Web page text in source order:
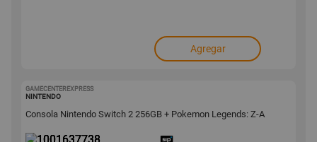
Agregar
GAMECENTEREXPRESS
NINTENDO
Consola Nintendo Switch 2 256GB + Pokemon Legends: Z-A